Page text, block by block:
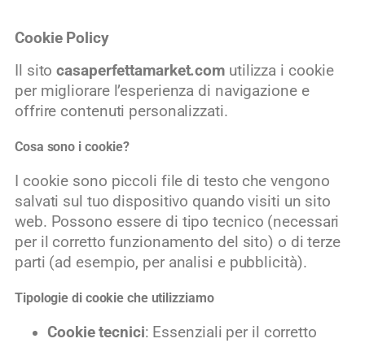
Cookie Policy
Il sitocasaperfettamarket.com utilizza i cookie
per migliorare l’esperienza di navigazione e
offrire contenuti personalizzati.
Cosa sono i cookie?
I cookie sono piccoli file di testo che vengono
salvati sul tuo dispositivo quando visiti un sito
web. Possono essere di tipo tecnico (necessari
per il corretto funzionamento del sito) o di terze
parti (ad esempio, per analisi e pubblicità).
Tipologie di cookie che utilizziamo
Cookie tecnici: Essenziali per il corretto